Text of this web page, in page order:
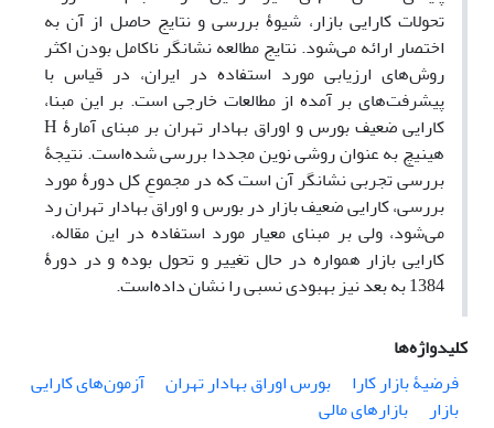
تحولات کارایی بازار، شیوۀ بررسی و نتایج حاصل از آن به
اختصار ارائه می‌شود. نتایج مطالعه نشانگر ناکامل بودن اکثر
روش‌های ارزیابی مورد استفاده در ایران، در قیاس با
پیشرفت‌های بر آمده از مطالعات خارجی است. بر این مبنا،
کارایی ضعیف بورس و اوراق بهادار تهران بر مبنای آمارۀ H
هینیچ به عنوان روشی نوین مجددا بررسی شده‌است. نتیجۀ
بررسی تجربی نشانگر آن است که در مجموعِ کل دورۀ مورد
بررسی، کارایی ضعیف بازار در بورس و اوراق بهادار تهران رد
می‌شود، ولی بر مبنای معیار مورد استفاده در این مقاله،
کارایی بازار همواره در حال تغییر و تحول بوده و در دورۀ
1384 به بعد نیز بهبودی نسبی را نشان داده‌است.
کلیدواژه‌ها
فرضیۀ بازار کارا
بورس اوراق بهادار تهران
آزمون‌های کارایی
بازار
بازارهای مالی